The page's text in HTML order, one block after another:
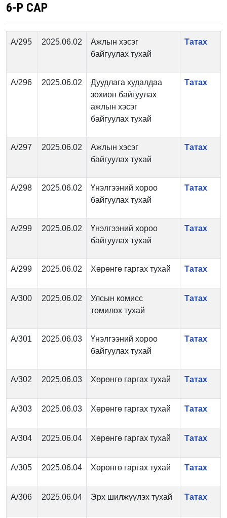
6-Р САР
А/295 2025.06.02
Ажлын хэсэг
байгуулах тухай
Татах
А/296 2025.06.02
Дуудлага худалдаа
зохион байгуулах
ажлын хэсэг
байгуулах тухай
Татах
А/297 2025.06.02
Ажлын хэсэг
байгуулах тухай
Татах
А/298 2025.06.02
Үнэлгээний хороо
байгуулах тухай
Татах
А/299 2025.06.02
Үнэлгээний хороо
байгуулах тухай
Татах
А/299 2025.06.02 Хөрөнгө гаргах тухай Татах
А/300 2025.06.02
Улсын комисс
томилох тухай
Татах
А/301 2025.06.03
Үнэлгээний хороо
байгуулах тухай
Татах
А/302 2025.06.03 Хөрөнгө гаргах тухай Татах
А/303 2025.06.03 Хөрөнгө гаргах тухай Татах
А/304 2025.06.04 Хөрөнгө гаргах тухай Татах
А/305 2025.06.04 Хөрөнгө гаргах тухай Татах
А/306 2025.06.04 Эрх шилжүүлэх тухай Татах